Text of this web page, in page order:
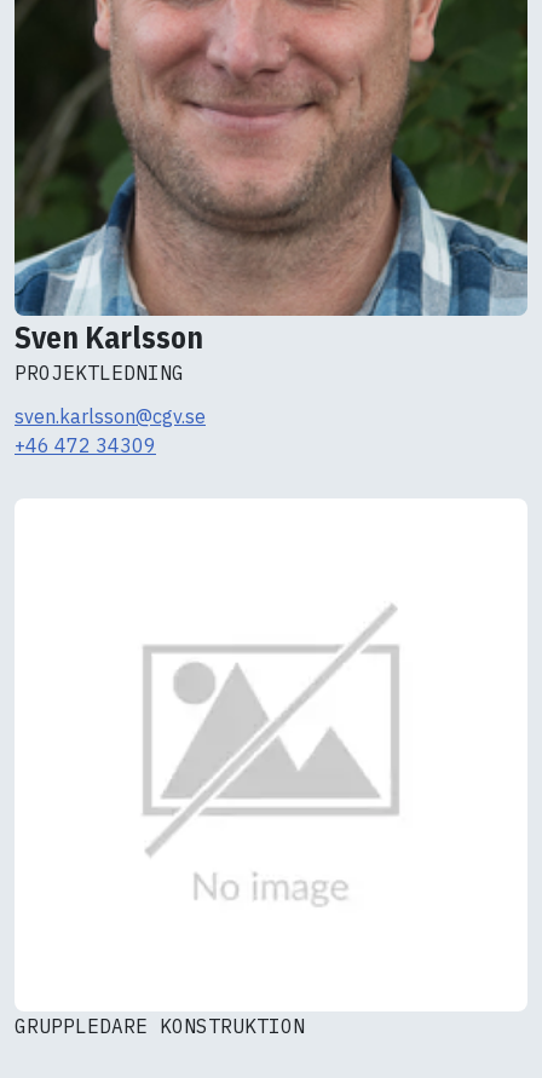
Sven Karlsson
PROJEKTLEDNING
sven.karlsson@cgv.se
+46 472 34309
GRUPPLEDARE KONSTRUKTION